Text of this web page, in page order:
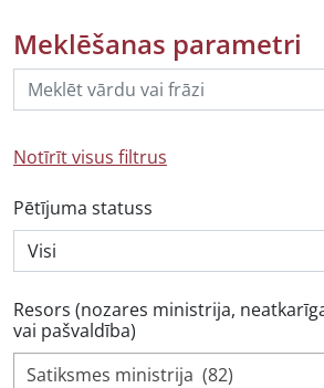
Meklēšanas parametri
Notīrīt visus filtrus
Pētījuma statuss
Resors (nozares ministrija,
vai pašvaldība)
Satiksmes ministrija (82)